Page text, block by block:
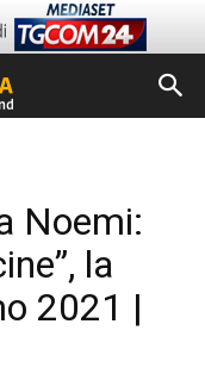
Noemi:
la
2021 |